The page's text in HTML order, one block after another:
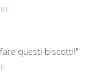
questi biscotti!"